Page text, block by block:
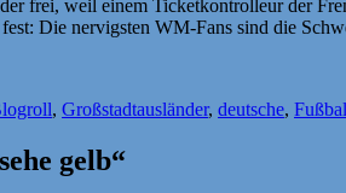
frei, weil einem Ticketkontrolleur der
Die nervigsten WM-Fans sind die
, GroßstadtSchlagwörter
ausländer, deutsche,
gelb“